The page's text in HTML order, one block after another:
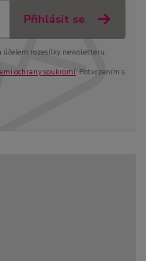
Přihlásit se
účelem rozesílky newsletteru.
ochrany soukromí. Potvrzením s